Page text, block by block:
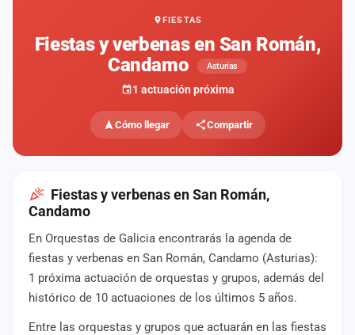
FIESTAS
Fiestas y verbenas en San Román,
Candamo
Asturias
1 actuación próxima
Cómo llegar Compartir
Fiestas y verbenas en San Román,
Candamo
En Orquestas de Galicia encontrarás la agenda de
fiestas y verbenas en San Román, Candamo (Asturias):
1 próxima actuación de orquestas y grupos, además del
histórico de 10 actuaciones de los últimos 5 años.
Entre las orquestas y grupos que actuarán en las fiestas
fiestas
Agencias
Rankings
Anuncios
sesión